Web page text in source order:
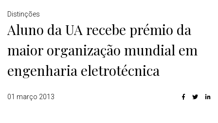
Detalhes
Distinções
Aluno da UA recebe prémio da
maior organização mundial em
engenharia eletrotécnica
01 março 2013